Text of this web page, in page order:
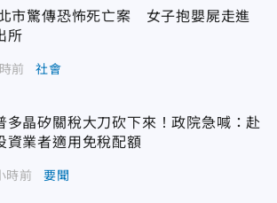
市驚傳恐怖死亡案 女子抱嬰屍走進
所
前 社會
多晶矽關稅大刀砍下來！政院急喊：赴
資業者適用免稅配額
時前 要聞